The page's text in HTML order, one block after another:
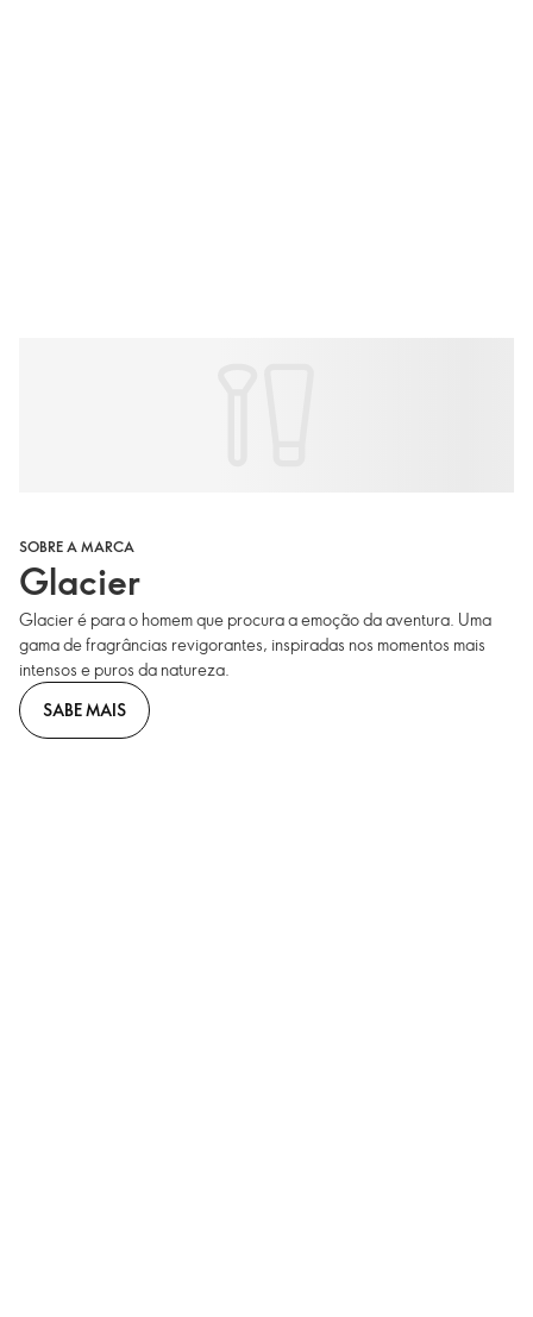
SOBRE A MARCA
Glacier
Glacier é para o homem que procura a emoção da aventura. Uma
gama de fragrâncias revigorantes, inspiradas nos momentos mais
intensos e puros da natureza.
SABE MAIS